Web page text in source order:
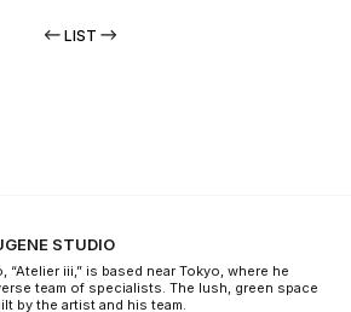
LIST
STUDIO
“Atelier iii,” is based near Tokyo, where he
team of specialists. The lush, green space
by the artist and his team.